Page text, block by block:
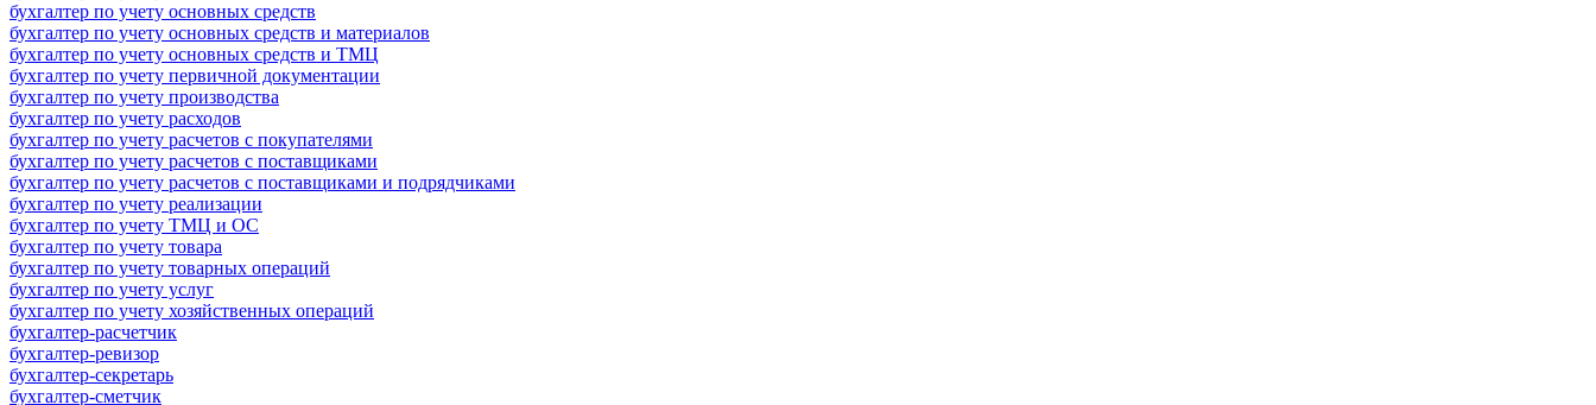
бухгалтер по учету основных средств
бухгалтер по учету основных средств и материалов
бухгалтер по учету основных средств и ТМЦ
бухгалтер по учету первичной документации
бухгалтер по учету производства
бухгалтер по учету расходов
бухгалтер по учету расчетов с покупателями
бухгалтер по учету расчетов с поставщиками
бухгалтер по учету расчетов с поставщиками и подрядчиками
бухгалтер по учету реализации
бухгалтер по учету ТМЦ и ОС
бухгалтер по учету товара
бухгалтер по учету товарных операций
бухгалтер по учету услуг
бухгалтер по учету хозяйственных операций
бухгалтер-расчетчик
бухгалтер-ревизор
бухгалтер-секретарь
бухгалтер-сметчик